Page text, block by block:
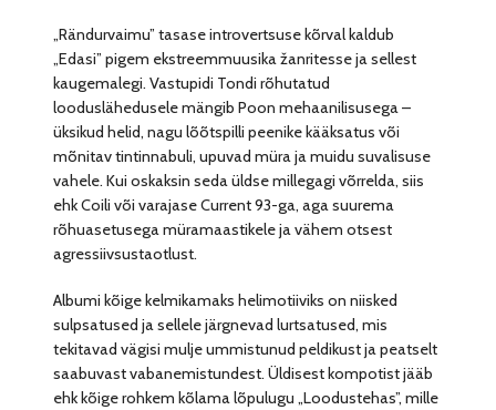
„Rändurvaimu” tasase introvertsuse kõrval kaldub
„Edasi” pigem ekstreemmuusika žanritesse ja sellest
kaugemalegi. Vastupidi Tondi rõhutatud
looduslähedusele mängib Poon mehaanilisusega –
üksikud helid, nagu lõõtspilli peenike kääksatus või
mõnitav tintinnabuli, upuvad müra ja muidu suvalisuse
vahele. Kui oskaksin seda üldse millegagi võrrelda, siis
ehk Coili või varajase Current 93-ga, aga suurema
rõhuasetusega müramaastikele ja vähem otsest
agressiivsustaotlust.
Albumi kõige kelmikamaks helimotiiviks on niisked
sulpsatused ja sellele järgnevad lurtsatused, mis
tekitavad vägisi mulje ummistunud peldikust ja peatselt
saabuvast vabanemistundest. Üldisest kompotist jääb
ehk kõige rohkem kõlama lõpulugu „Loodustehas”, mille